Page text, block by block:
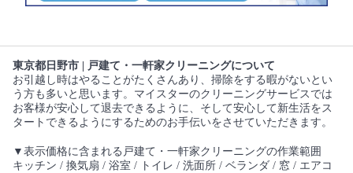
東京都日野市 | 戸建て・一軒家クリーニングについて
お引越し時はやることがたくさんあり、掃除をする暇がないとい
う方も多いと思います。マイスターのクリーニングサービスでは
お客様が安心して退去できるように、そして安心して新生活をス
タートできるようにするためのお手伝いをさせていただきます。
▼表示価格に含まれる戸建て・一軒家クリーニングの作業範囲
キッチン / 換気扇 / 浴室 / トイレ / 洗面所 / ベランダ / 窓 / エアコ